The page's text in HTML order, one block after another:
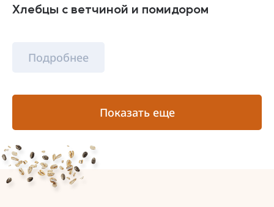
Хлебцы с ветчиной и помидором
Подробнее
Показать еще